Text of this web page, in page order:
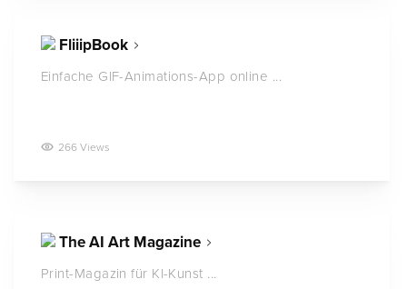
FliiipBook
Einfache GIF-Animations-App online ...
266 Views
The AI Art Magazine
Print-Magazin für KI-Kunst ...